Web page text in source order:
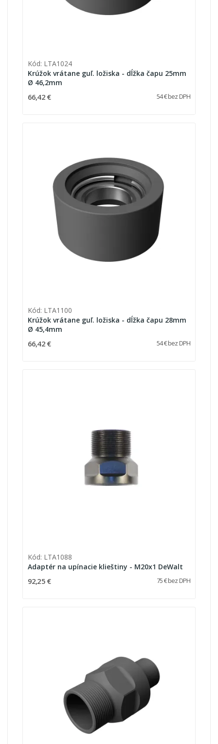
Kód: LTA1024
Krúžok vrátane guľ. ložiska - dĺžka čapu 25mm
Ø 46,2mm
66,42 € 54 € bez DPH
Kód: LTA1100
Krúžok vrátane guľ. ložiska - dĺžka čapu 28mm
Ø 45,4mm
66,42 € 54 € bez DPH
Kód: LTA1088
Adaptér na upínacie klieštiny - M20x1 DeWalt
92,25 € 75 € bez DPH